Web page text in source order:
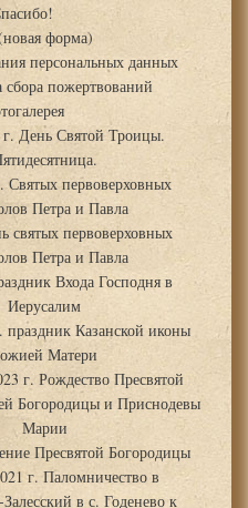
форма)
персональных данных
сбора пожертвований
г. День Святой Троицы.
Святых первоверховных
Петра и Павла
святых первоверховных
Петра и Павла
Входа Господня в
Иерусалим
праздник Казанской иконы
Матери
г. Рождество Пресвятой
Богородицы и Приснодевы
Марии
Пресвятой Богородицы
г. Паломничество в
в с. Годенево к